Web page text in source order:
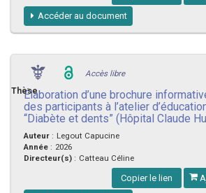
Accéder au document
Accès libre
ThèseÉlaboration d’une brochure
des participants à l’atelier
“Diabète et dents” (Hôpital Claude
Auteur : Legout Capucine
Année : 2026
Directeur(s) : Catteau Céline
Copier le lien